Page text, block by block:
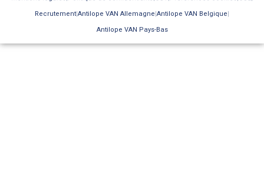
RecrutementAntilope VAN Allemagne Antilope VAN Belgique
Antilope VAN Pays-Bas